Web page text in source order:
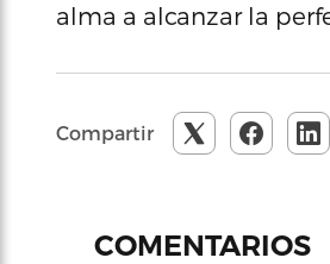
alma a alcanzar la
Compartir
COMENTARIOS